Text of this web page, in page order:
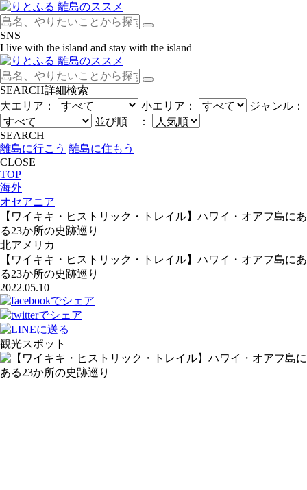
SNS
I live with the island and stay with the island
SEARCH詳細検索
大エリア：
小エリア：
ジャンル：
並び順 ：
SEARCH
離島に行こう 離島に住もう
CLOSE
TOP
海外
オセアニア
【ワイキキ・ヒストリック・トレイル】ハワイ・オアフ島にあ
る23か所の史跡巡り
北アメリカ
【ワイキキ・ヒストリック・トレイル】ハワイ・オアフ島にあ
る23か所の史跡巡り
2022.05.10
観光スポット